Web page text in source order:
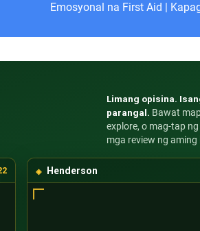
Emosyonal na First Aid
Limang opisina.
parangal. Bawat
explore, o mag-tap
mga review ng aming
Henderson